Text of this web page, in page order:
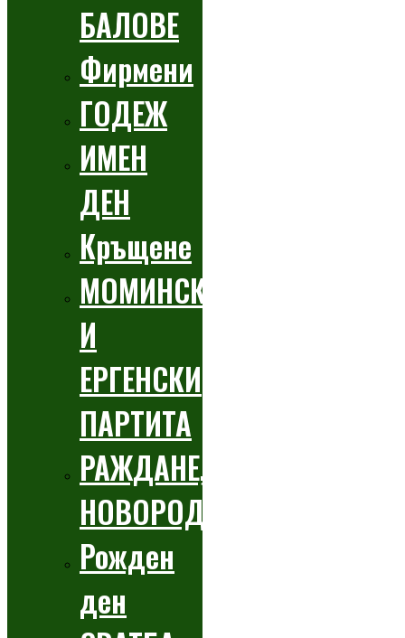
БАЛОВЕ
Фирмени
ГОДЕЖ
ИМЕН
ДЕН
Кръщене
МОМИНСКИ
И
ЕРГЕНСКИ
ПАРТИТА
РАЖДАНЕ,
НОВОРОДЕНО
Рожден
ден